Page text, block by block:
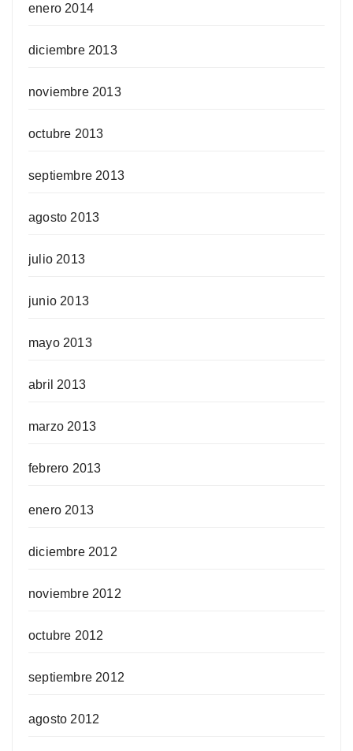
enero 2014
diciembre 2013
noviembre 2013
octubre 2013
septiembre 2013
agosto 2013
julio 2013
junio 2013
mayo 2013
abril 2013
marzo 2013
febrero 2013
enero 2013
diciembre 2012
noviembre 2012
octubre 2012
septiembre 2012
agosto 2012